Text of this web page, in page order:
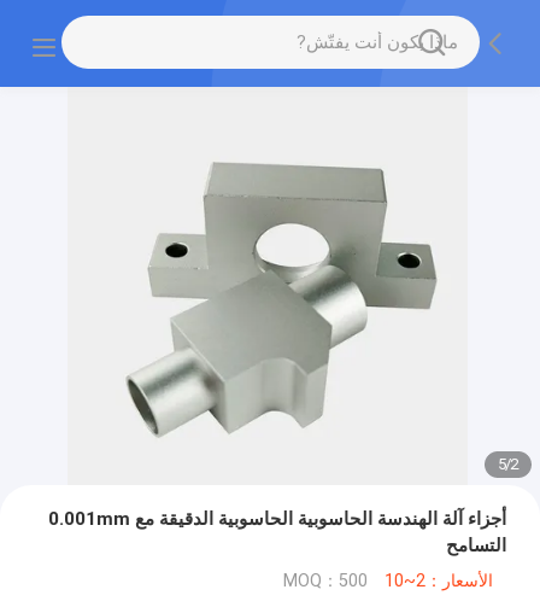
2
/
5
أجزاء آلة الهندسة الحاسوبية الحاسوبية الدقيقة مع 0.001mm
التسامح
الأسعار：2~10 MOQ：500